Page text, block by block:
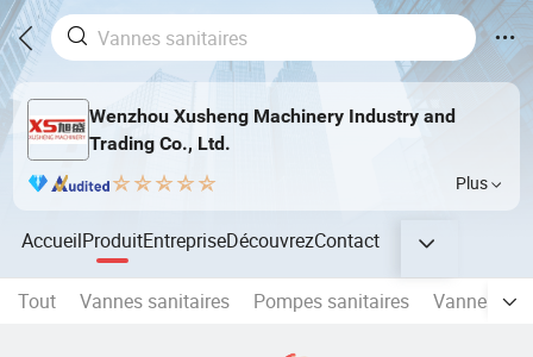
Wenzhou Xusheng Machinery Industry and
Trading Co., Ltd.
Plus
AccueilProduitEntrepriseDécouvrezContact
Tout Vannes sanitaires Pompes sanitaires Vannes